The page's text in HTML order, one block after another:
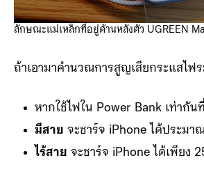
ลักษณะแม่เหล็กที่อยู่ด้านหลังตัว UGREEN
ถ้าเอามาคำนวณการสูญเสียกระแสไฟร
หากใช้ไฟใน Power Bank เท่ากัน
มีสาย จะชาร์จ iPhone ได้ประมา
ไร้สาย จะชาร์จ iPhone ได้เพียง